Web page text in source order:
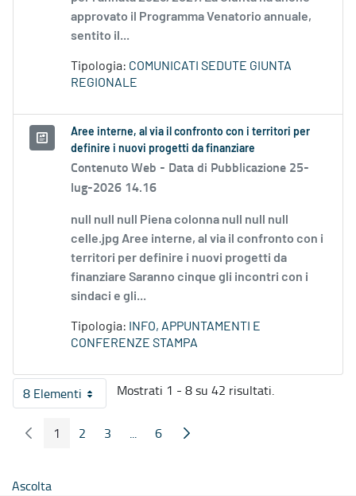
approvato il Programma Venatorio annuale,
sentito il...
Tipologia: COMUNICATI SEDUTE GIUNTA
REGIONALE
Aree interne, al via il confronto con i territori per
definire i nuovi progetti da finanziare
Contenuto Web - Data di Pubblicazione 25-
lug-2026 14.16
null null null Piena colonna null null null
celle.jpg Aree interne, al via il confronto con i
territori per definire i nuovi progetti da
finanziare Saranno cinque gli incontri con i
sindaci e gli...
Tipologia:
INFO, APPUNTAMENTI E
CONFERENZE STAMPA
8 ElementiPer pagina
Mostrati 1 - 8 su 42 risultati.
Pagina Precedente
Pagina
1 Pagina
2 Pagina
3 ...
Pagine intermedie
Pagina
6 Pagina Seguente
Ascolta